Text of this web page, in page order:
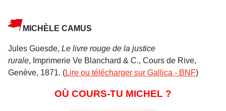
MICHÈLE CAMUS
Jules Guesde, Le livre rouge de la justice
rurale, Imprimerie Ve Blanchard & C., Cours de Rive,
Genève, 1871. (Lire ou télécharger sur Gallica - BNF)
OÙ COURS-TU MICHEL ?